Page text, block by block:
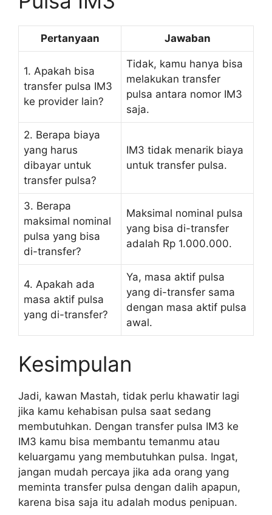
Pertanyaan Jawaban
1. Apakah bisa
transfer pulsa IM3
ke provider lain?
Tidak, kamu hanya bisa
melakukan transfer
pulsa antara nomor IM3
saja.
2. Berapa biaya
yang harus
dibayar untuk
transfer pulsa?
IM3 tidak menarik biaya
untuk transfer pulsa.
3. Berapa
maksimal nominal
pulsa yang bisa
di-transfer?
Maksimal nominal pulsa
yang bisa di-transfer
adalah Rp 1.000.000.
4. Apakah ada
masa aktif pulsa
yang di-transfer?
Ya, masa aktif pulsa
yang di-transfer sama
dengan masa aktif pulsa
awal.
Kesimpulan
Jadi, kawan Mastah, tidak perlu khawatir lagi
jika kamu kehabisan pulsa saat sedang
membutuhkan. Dengan transfer pulsa IM3 ke
IM3 kamu bisa membantu temanmu atau
keluargamu yang membutuhkan pulsa. Ingat,
jangan mudah percaya jika ada orang yang
meminta transfer pulsa dengan dalih apapun,
karena bisa saja itu adalah modus penipuan.